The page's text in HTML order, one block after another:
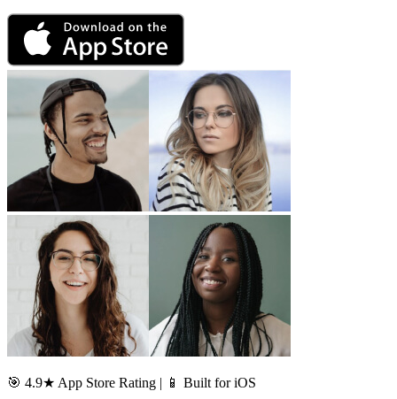
🎯 4.9★ App Store Rating | 📱 Built for iOS